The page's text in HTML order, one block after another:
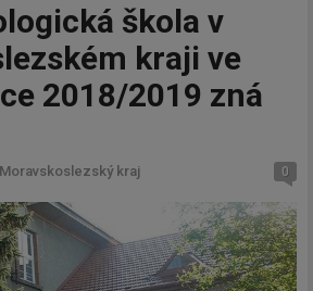
škola v
kraji ve
2018/2019 zná
kraj 0